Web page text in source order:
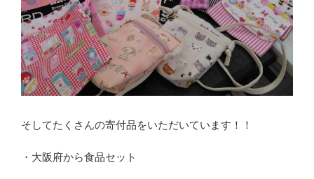
そしてたくさんの寄付品をいただいています！！
・大阪府から食品セット